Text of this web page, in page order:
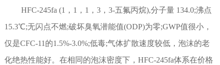
HFC-245fa (1，1，1，3，3-五氟丙烷),分子量 134.0;沸点
15.3℃;无闪点不燃;破坏臭氧潜能值(ODP)为零;GWP值很小，
仅是CFC-11的1.5%-3.0%;低毒;气体扩散速度较低，泡沫的老
化绝热性能好。在相同的泡沫密度下，HFC-245fa体系在价格